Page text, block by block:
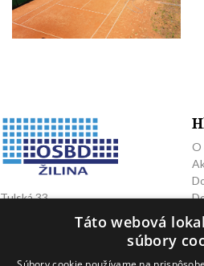
Tulská 33
O
Táto webová
súbory